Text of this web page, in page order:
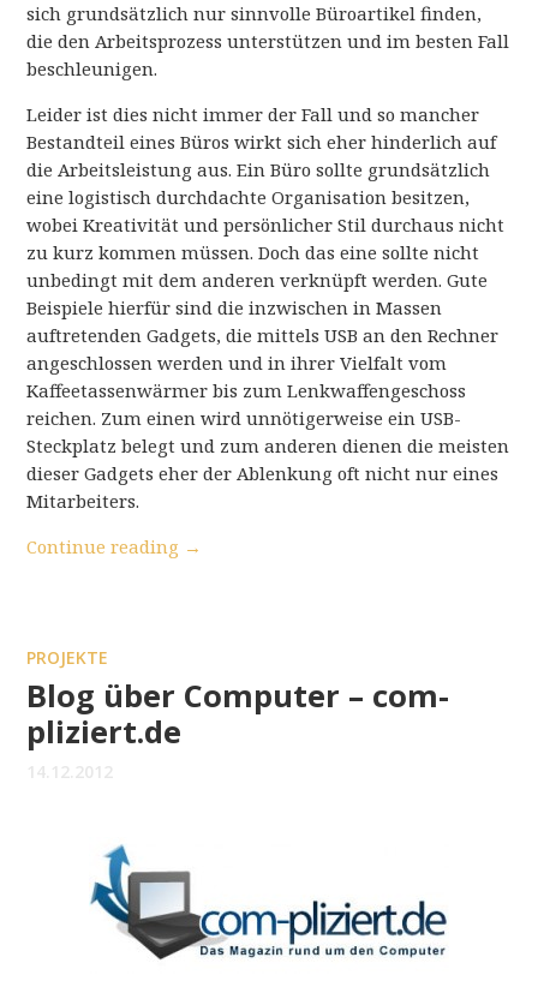
sich grundsätzlich nur sinnvolle Büroartikel finden,
die den Arbeitsprozess unterstützen und im besten Fall
beschleunigen.
Leider ist dies nicht immer der Fall und so mancher
Bestandteil eines Büros wirkt sich eher hinderlich auf
die Arbeitsleistung aus. Ein Büro sollte grundsätzlich
eine logistisch durchdachte Organisation besitzen,
wobei Kreativität und persönlicher Stil durchaus nicht
zu kurz kommen müssen. Doch das eine sollte nicht
unbedingt mit dem anderen verknüpft werden. Gute
Beispiele hierfür sind die inzwischen in Massen
auftretenden Gadgets, die mittels USB an den Rechner
angeschlossen werden und in ihrer Vielfalt vom
Kaffeetassenwärmer bis zum Lenkwaffengeschoss
reichen. Zum einen wird unnötigerweise ein USB-
Steckplatz belegt und zum anderen dienen die meisten
dieser Gadgets eher der Ablenkung oft nicht nur eines
Mitarbeiters.
Continue reading →
PROJEKTE
Blog über Computer – com-
pliziert.de
14.12.2012